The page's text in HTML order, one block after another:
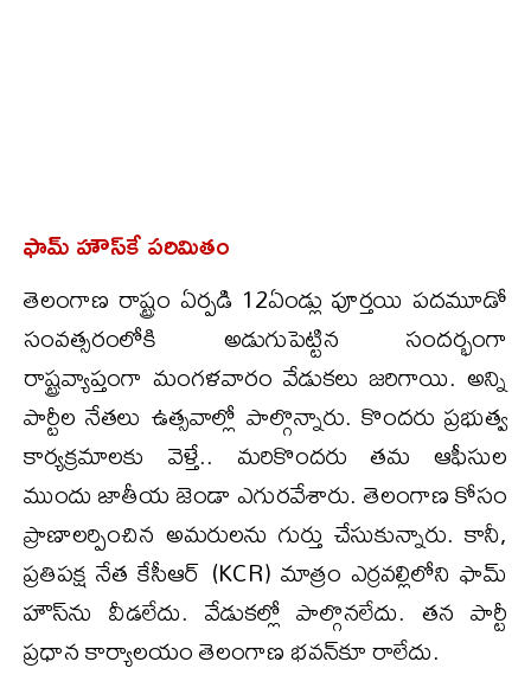
ఫామ్ హౌస్‌కే పరిమితం
తెలంగాణ రాష్ట్రం ఏర్పడి 12ఏండ్లు పూర్తయి పదమూడో
సంవత్సరంలోకి అడుగుపెట్టిన సందర్భంగా
రాష్ట్రవ్యాప్తంగా మంగళవారం వేడుకలు జరిగాయి. అన్ని
పార్టీల నేతలు ఉత్సవాల్లో పాల్గొన్నారు. కొందరు ప్రభుత్వ
కార్యక్రమాలకు వెళ్తే.. మరికొందరు తమ ఆఫీసుల
ముందు జాతీయ జెండా ఎగురవేశారు. తెలంగాణ కోసం
ప్రాణాలర్పించిన అమరులను గుర్తు చేసుకున్నారు. కానీ,
ప్రతిపక్ష నేత కేసీఆర్ (KCR) మాత్రం ఎర్రవల్లిలోని ఫామ్
హౌస్‌ను వీడలేదు. వేడుకల్లో పాల్గొనలేదు. తన పార్టీ
ప్రధాన కార్యాలయం తెలంగాణ భవన్‌కూ రాలేదు.